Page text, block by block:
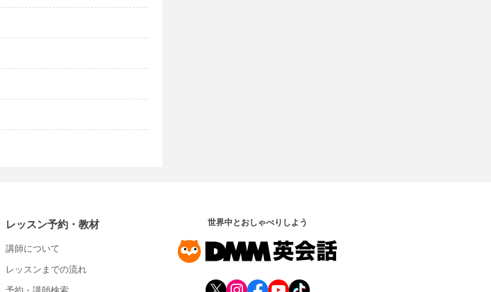
レッスン予約・教材
講師について
レッスンまでの流れ
世界中とおしゃべりしよう